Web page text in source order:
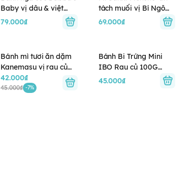
Baby vị dâu & việt
quất 40g (8M+)
79.000₫
tách muối vị Bí Ngô
100g (5M+)
69.000₫
Bánh mì tươi ăn dặm
Kanemasu vị rau củ
(10M+)
42.000₫
45.000₫ -7%
Bánh Bi Trứng Mini
IBO Rau củ 100G
(6M+)
45.000₫